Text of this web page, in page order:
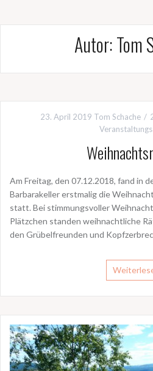
Autor:Tom
23. April 2019 Tom Schache
Am Freitag, den 07.12.2018, fand in
Barbarakeller erstmalig die
statt. Bei stimmungsvoller
Plätzchen standen weihnachtliche
den Grübelfreunden und